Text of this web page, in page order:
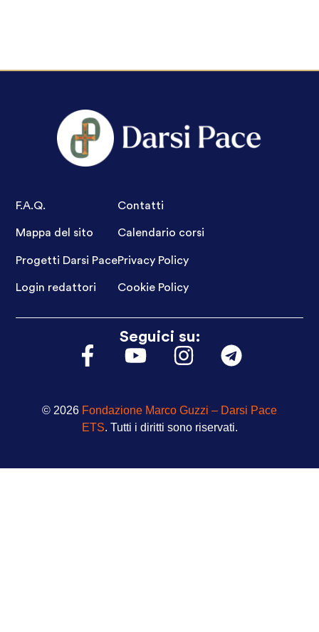
F.A.Q.
Mappa del sito
Progetti Darsi Pace
Login redattori
Contatti
Calendario corsi
Privacy Policy
Cookie Policy
Seguici su:
© 2026 Fondazione Marco Guzzi – Darsi Pace
ETS. Tutti i diritti sono riservati.